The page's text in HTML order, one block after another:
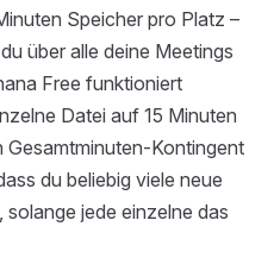
Speicher pro Platz –
über alle deine Meetings
Free funktioniert
Datei auf 15 Minuten
Gesamtminuten-Kontingent
du beliebig viele neue
jede einzelne das